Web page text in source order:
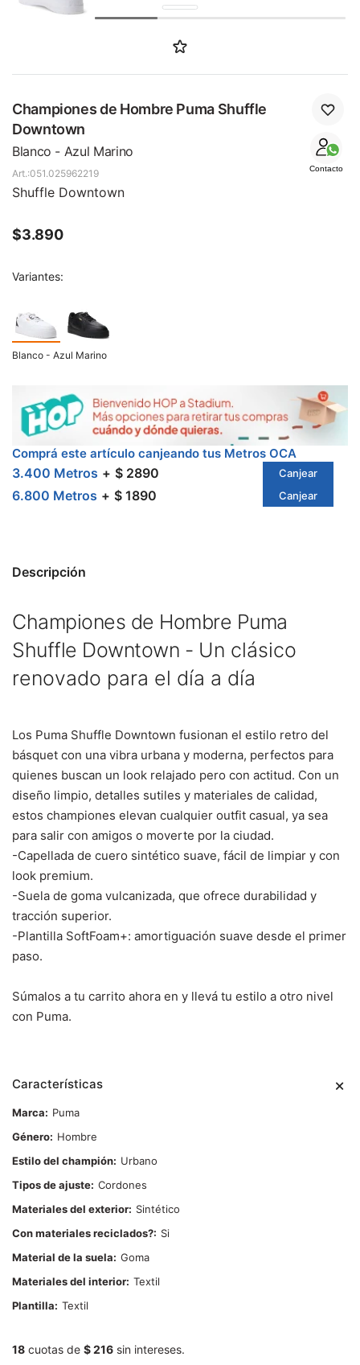
Championes de Hombre Puma Shuffle
Downtown
Blanco - Azul Marino
Contacto
051.025962219
Shuffle Downtown
$3.890
Variantes:
Blanco - Azul Marino
Comprá este artículo canjeando tus Metros OCA
3.400 Metros $ 2890 Canjear
6.800 Metros $ 1890 Canjear
Descripción
Championes de Hombre Puma
Shuffle Downtown - Un clásico
renovado para el día a día
Los Puma Shuffle Downtown fusionan el estilo retro del
básquet con una vibra urbana y moderna, perfectos para
quienes buscan un look relajado pero con actitud. Con un
diseño limpio, detalles sutiles y materiales de calidad,
estos championes elevan cualquier outfit casual, ya sea
para salir con amigos o moverte por la ciudad.
-Capellada de cuero sintético suave, fácil de limpiar y con
look premium.
-Suela de goma vulcanizada, que ofrece durabilidad y
tracción superior.
-Plantilla SoftFoam+: amortiguación suave desde el primer
paso.
Súmalos a tu carrito ahora en y llevá tu estilo a otro nivel
con Puma.
Características
Marca
Puma
Género
Hombre
Estilo del champión
Urbano
Tipos de ajuste Cordones
Materiales del exterior
Sintético
Con materiales reciclados?
Si
Material de la suela
Goma
Materiales del interior Textil
Plantilla
Textil
18 cuotas de $ 216 sin intereses.